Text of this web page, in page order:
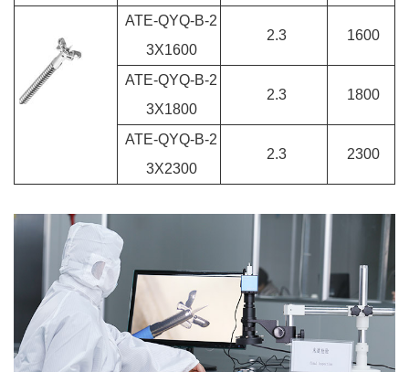
ATE-QYQ-B-2
3X1600
2.3 1600
ATE-QYQ-B-2
3X1800
2.3 1800
ATE-QYQ-B-2
3X2300
2.3 2300